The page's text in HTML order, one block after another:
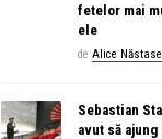
fetelor mai
ele
de Alice
Sebastian
avut să